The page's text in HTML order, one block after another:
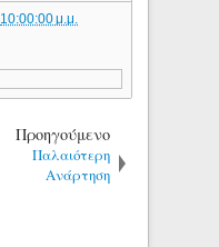
10:00:00 μ.μ.
Προηγούμενο
Παλαιότερη
Ανάρτηση